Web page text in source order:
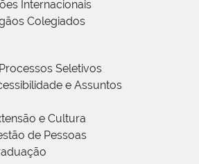
Internacionais
Colegiados
Seletivos
e Assuntos
e Cultura
de Pessoas